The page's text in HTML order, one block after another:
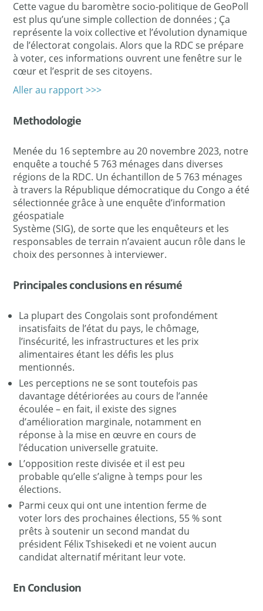
Cette vague du baromètre socio-politique de GeoPoll
est plus qu’une simple collection de données ; Ça
représente la voix collective et l’évolution dynamique
de l’électorat congolais. Alors que la RDC se prépare
à voter, ces informations ouvrent une fenêtre sur le
cœur et l’esprit de ses citoyens.
Aller au rapport >>>
Methodologie
Menée du 16 septembre au 20 novembre 2023, notre
enquête a touché 5 763 ménages dans diverses
régions de la RDC. Un échantillon de 5 763 ménages
à travers la République démocratique du Congo a été
sélectionnée grâce à une enquête d’information
géospatiale
Système (SIG), de sorte que les enquêteurs et les
responsables de terrain n’avaient aucun rôle dans le
choix des personnes à interviewer.
Principales conclusions en résumé
La plupart des Congolais sont profondément
insatisfaits de l’état du pays, le chômage,
l’insécurité, les infrastructures et les prix
alimentaires étant les défis les plus
mentionnés.
Les perceptions ne se sont toutefois pas
davantage détériorées au cours de l’année
écoulée – en fait, il existe des signes
d’amélioration marginale, notamment en
réponse à la mise en œuvre en cours de
l’éducation universelle gratuite.
L’opposition reste divisée et il est peu
probable qu’elle s’aligne à temps pour les
élections.
Parmi ceux qui ont une intention ferme de
voter lors des prochaines élections, 55 % sont
prêts à soutenir un second mandat du
président Félix Tshisekedi et ne voient aucun
candidat alternatif méritant leur vote.
En Conclusion